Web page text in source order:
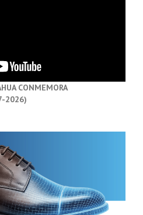
CONMEMORA
2026)